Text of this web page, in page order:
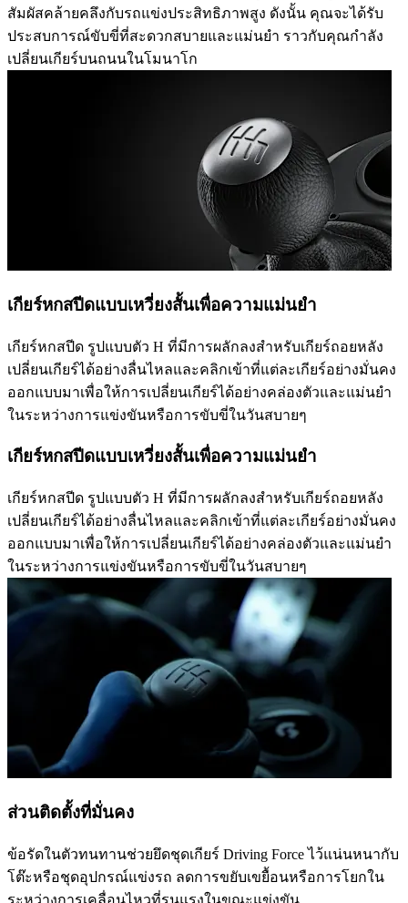
สัมผัสคล้ายคลึงกับรถแข่งประสิทธิภาพสูง ดังนั้น คุณจะได้รับ
ประสบการณ์ขับขี่ที่สะดวกสบายและแม่นยำ ราวกับคุณกำลัง
เปลี่ยนเกียร์บนถนนในโมนาโก
เกียร์หกสปีดแบบเหวี่ยงสั้นเพื่อความแม่นยำ
เกียร์หกสปีด รูปแบบตัว H ที่มีการผลักลงสำหรับเกียร์ถอยหลัง
เปลี่ยนเกียร์ได้อย่างลื่นไหลและคลิกเข้าที่แต่ละเกียร์อย่างมั่นคง
ออกแบบมาเพื่อให้การเปลี่ยนเกียร์ได้อย่างคล่องตัวและแม่นยำ
ในระหว่างการแข่งขันหรือการขับขี่ในวันสบายๆ
เกียร์หกสปีดแบบเหวี่ยงสั้นเพื่อความแม่นยำ
เกียร์หกสปีด รูปแบบตัว H ที่มีการผลักลงสำหรับเกียร์ถอยหลัง
เปลี่ยนเกียร์ได้อย่างลื่นไหลและคลิกเข้าที่แต่ละเกียร์อย่างมั่นคง
ออกแบบมาเพื่อให้การเปลี่ยนเกียร์ได้อย่างคล่องตัวและแม่นยำ
ในระหว่างการแข่งขันหรือการขับขี่ในวันสบายๆ
ส่วนติดตั้งที่มั่นคง
ข้อรัดในตัวทนทานช่วยยึดชุดเกียร์ Driving Force ไว้แน่นหนากับ
โต๊ะหรือชุดอุปกรณ์แข่งรถ ลดการขยับเขยื้อนหรือการโยกใน
ระหว่างการเคลื่อนไหวที่รุนแรงในขณะแข่งขัน